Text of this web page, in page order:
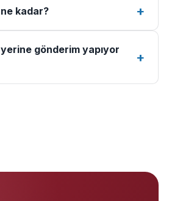
kadar?
gönderim yapıyor